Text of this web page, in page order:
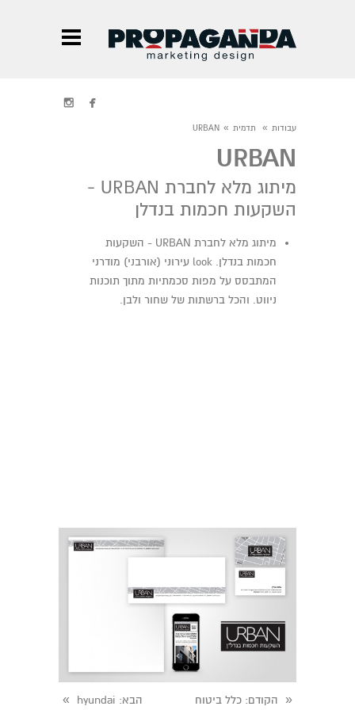


עבודות » תדמית »
URBAN
URBAN
מיתוג מלא לחברת URBAN -
השקעות חכמות בנדלן
מיתוג מלא לחברת URBAN - השקעות
חכמות בנדלן. look עירוני (אורבני) מודרני
המתבסס על מפות סכמתיות מתוך תוכנות
ניווט. והכל ברשתות של שחור ולבן.
« הקודם: כלל ביטוח הבא: hyundai
»